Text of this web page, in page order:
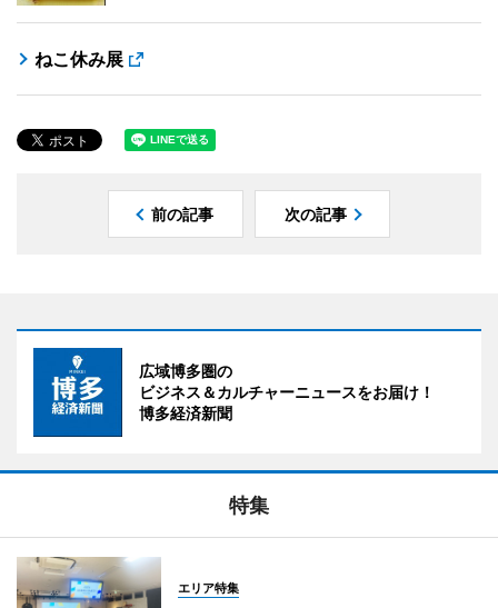
ねこ休み展
前の記事 次の記事
広域博多圏の
ビジネス＆カルチャーニュースをお届け！
博多経済新聞
特集
エリア特集